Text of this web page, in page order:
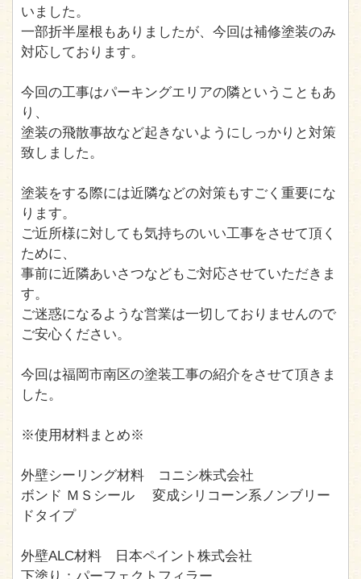
いました。
一部折半屋根もありましたが、今回は補修塗装のみ
対応しております。
今回の工事はパーキングエリアの隣ということもあ
り、
塗装の飛散事故など起きないようにしっかりと対策
致しました。
塗装をする際には近隣などの対策もすごく重要にな
ります。
ご近所様に対しても気持ちのいい工事をさせて頂く
ために、
事前に近隣あいさつなどもご対応させていただきま
す。
ご迷惑になるような営業は一切しておりませんので
ご安心ください。
今回は福岡市南区の塗装工事の紹介をさせて頂きま
した。
※使用材料まとめ※
外壁シーリング材料 コニシ株式会社
ボンド ＭＳシール 変成シリコーン系ノンブリー
ドタイプ
外壁ALC材料 日本ペイント株式会社
下塗り：パーフェクトフィラー